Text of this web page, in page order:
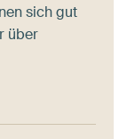
sich gut
über